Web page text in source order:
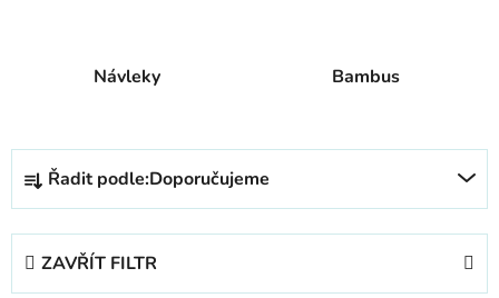
Návleky Bambus
Ř
z
Řadit podle:Doporučujeme
ZAVŘÍT FILTR